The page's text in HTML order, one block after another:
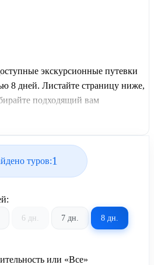
экскурсионные путевки
8 дней. Листайте страницу ниже,
подходящий вам
туров:1
6 дн. 7 дн. 8 дн.
или «Все»